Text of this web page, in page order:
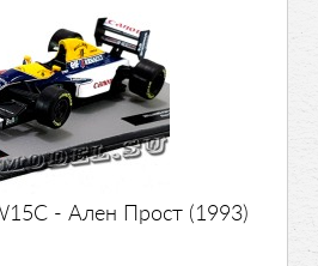
- Ален Прост (1993)